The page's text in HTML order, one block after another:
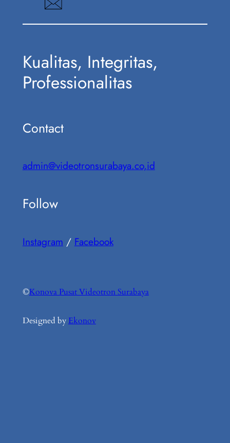
Kualitas, Integritas,
Professionalitas
Contact
admin@videotronsurabaya.co,id
Follow
Instagram / Facebook
©Konova Pusat Videotron Surabaya
Designed byEkonov